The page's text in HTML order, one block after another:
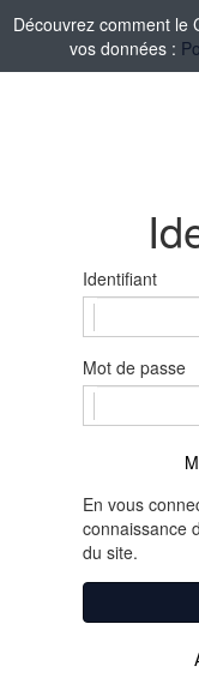
Découvrez comment le
vos données :
Identifiant
Mot de passe
En vous
connaissance
du site.